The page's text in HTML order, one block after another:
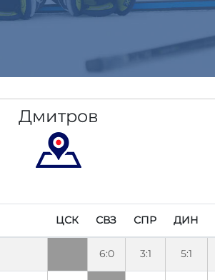
Дмитров
ЦСК СВЗ СПР ДИН
6:0 3:1 5:1